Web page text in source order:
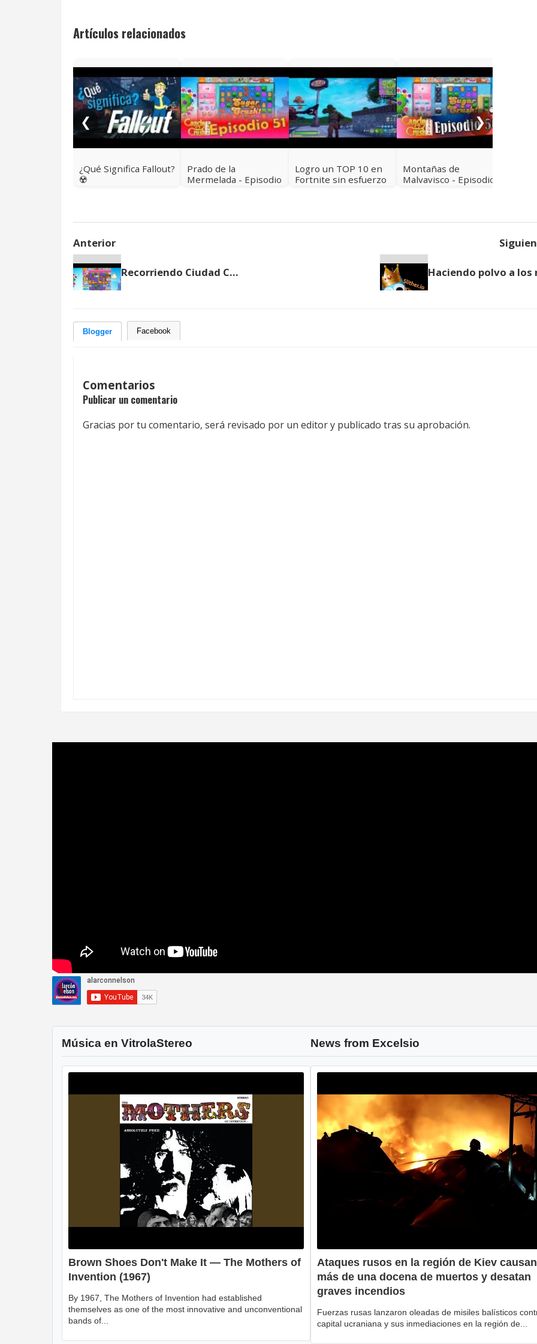
Artículos relacionados
❮
¿Qué Significa Fallout?
☢️
Prado de la
Mermelada - Episodio
Logro un TOP 10 en
Fortnite sin esfuerzo
Montañas de
Malvavisco - Episodio
❯
Anterior
Recorriendo Ciudad Caramelo - Episodio 1 de Candy Crush
Blogger Facebook
Comentarios
Publicar un comentario
Gracias por tu comentario, será revisado por un editor y publicado tras su aprobación.
Música en VitrolaStereo
Brown Shoes Don't Make It — The Mothers of
Invention (1967)
By 1967, The Mothers of Invention had established
themselves as one of the most innovative and unconventional
bands of...
News from Excelsio
Ataques rusos en la región de Kiev causan
más de una docena de muertos y desatan
graves incendios
Fuerzas rusas lanzaron oleadas de misiles balísticos
capital ucraniana y sus inmediaciones en la región de...